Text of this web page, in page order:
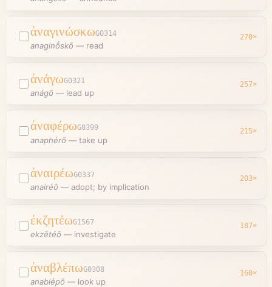
ἀναγινώσκωG0314
anaginṓskō — read
270×
ἀνάγωG0321
anágō — lead up
257×
ἀναφέρωG0399
anaphérō — take up
215×
ἀναιρέωG0337
anairéō — adopt; by implication
203×
ἐκζητέωG1567
ekzētéō — investigate
187×
ἀναβλέπωG0308
anablépō — look up
160×